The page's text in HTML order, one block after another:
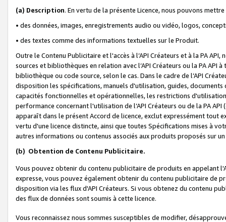
(a) Description. En vertu de la présente Licence, nous pouvons
• des données, images, enregistrements audio ou vidéo, logos,
• des textes comme des informations textuelles sur le Produit.
Outre le Contenu Publicitaire et l'accès à l’API Créateurs et à la PA
sources et bibliothèques en relation avec l’API Créateurs ou la PA
bibliothèque ou code source, selon le cas. Dans le cadre de l’API
disposition les spécifications, manuels d'utilisation, guides,
capacités fonctionnelles et opérationnelles, les restrictions
performance concernant l'utilisation de l’API Créateurs ou de la PA
apparaît dans le présent Accord de licence, exclut expressément tout
vertu d'une licence distincte, ainsi que toutes Spécifications mises à
autres informations ou contenus associés aux produits proposés sur
(b) Obtention de Contenu Publicitaire.
Vous pouvez obtenir du contenu publicitaire de produits en appelant
expresse, vous pouvez également obtenir du contenu publicitaire de
disposition via les flux d'API Créateurs. Si vous obtenez du contenu
des flux de données sont soumis à cette licence.
Vous reconnaissez nous sommes susceptibles de modifier,